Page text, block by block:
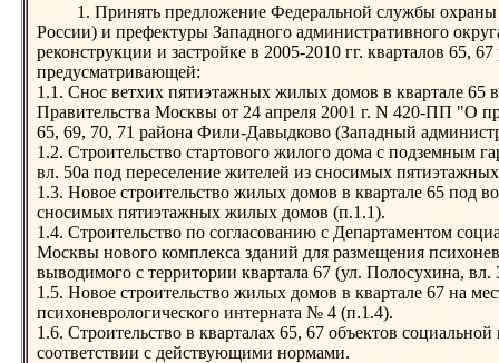
1. Принять предложение Федеральной службы
России) и префектуры Западного административного
реконструкции и застройке в 2005-2010 гг. кварталов 65,
предусматривающей:
1.1. Снос ветхих пятиэтажных жилых домов в квартале 65
Правительства Москвы от 24 апреля 2001 г. N 420-ПП "О
65, 69, 70, 71 района Фили-Давыдково (Западный
1.2. Строительство стартового жилого дома с подземным
вл. 50а под переселение жителей из сносимых
1.3. Новое строительство жилых домов в квартале 65 под
сносимых пятиэтажных жилых домов (п.1.1).
1.4. Строительство по согласованию с Департаментом
Москвы нового комплекса зданий для размещения
выводимого с территории квартала 67 (ул. Полосухина, вл.
1.5. Новое строительство жилых домов в квартале 67 на
психоневрологического интерната № 4 (п.1.4).
1.6. Строительство в кварталах 65, 67 объектов
соответствии с действующими нормами.